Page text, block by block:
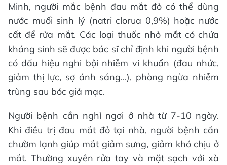
Minh, người mắc bệnh đau mắt đỏ có thể dùng
nước muối sinh lý (natri clorua 0,9%) hoặc nước
cất để rửa mắt. Các loại thuốc nhỏ mắt có chứa
kháng sinh sẽ được bác sĩ chỉ định khi người bệnh
có dấu hiệu nghi bội nhiễm vi khuẩn (đau nhức,
giảm thị lực, sợ ánh sáng...), phòng ngừa nhiễm
trùng sau bóc giả mạc.
Người bệnh cần nghỉ ngơi ở nhà từ 7-10 ngày.
Khi điều trị đau mắt đỏ tại nhà, người bệnh cần
chườm lạnh giúp mắt giảm sưng, giảm khó chịu ở
mắt. Thường xuyên rửa tay và mặt sạch với xà